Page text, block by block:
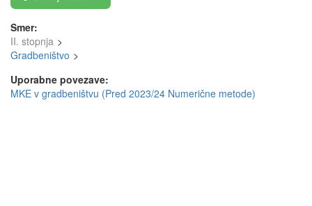
Smer:
II. stopnja
Gradbeništvo
Uporabne povezave:
MKE v gradbeništvu (Pred 2023/24 Numerične metode)